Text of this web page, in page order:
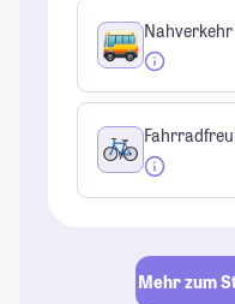
Nahverkehr
Mehr zum